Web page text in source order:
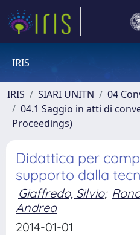
IRIS
IRIS SIARI UNITN
04
04.1 Saggio in atti di
Proceedings)
Didattica per
supporto dalla
Giaffredo, Silvio;
Andrea
2014-01-01